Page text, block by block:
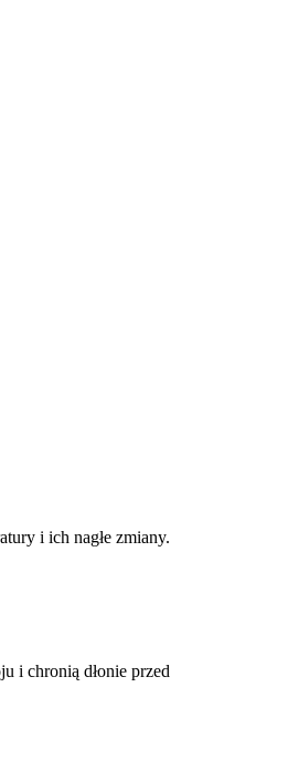
i ich nagłe zmiany.
i chronią dłonie przed